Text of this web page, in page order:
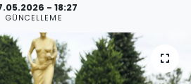
- 18:27
GÜNCELLEME